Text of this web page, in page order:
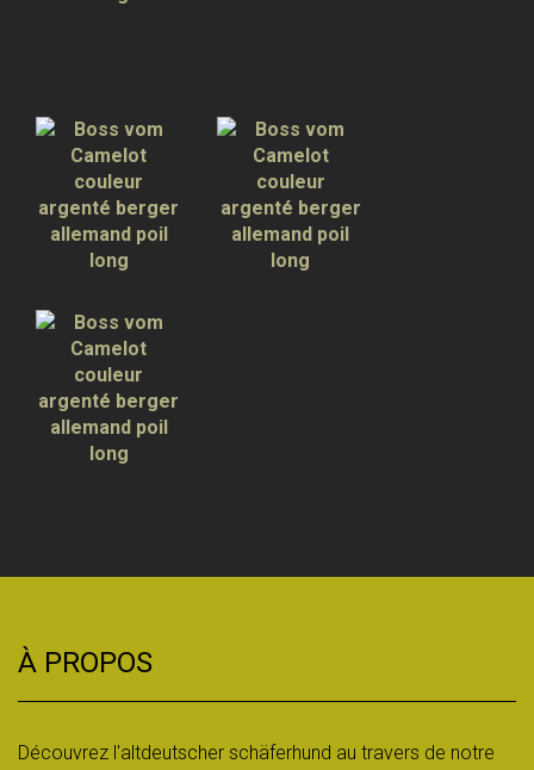
À PROPOS
Découvrez l'altdeutscher schäferhund au travers de notre